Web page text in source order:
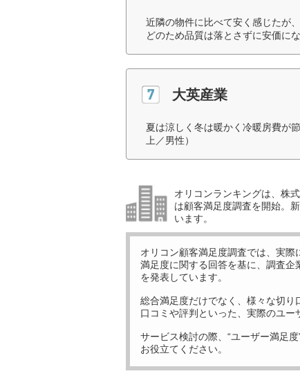
近隣の物件に比べて安く感じたが
どのため品質は落とさずに安価に
大英産業
夏は涼しく冬は暖かく冷暖房費が
上／男性）
オリコンランキングは、株
は顧客満足度調査を開始。
います。
オリコン顧客満足度調査では、実際
満足度に関する回答を基に、調査企
を発表しています。
総合満足度だけでなく、様々な切り
口コミや評判といった、実際のユー
サービス検討の際、“ユーザー満足
お役立てください。